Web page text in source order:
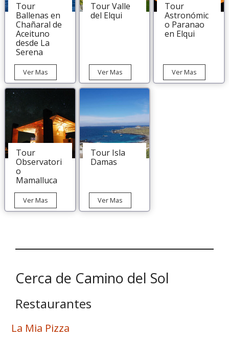
Tour
Ballenas en
Chañaral de
Aceituno
desde La
Serena
Ver Mas
Ballenas
en
Chañaral
de
Aceituno
desde
La
Tour Valle
del Elqui
Ver MasTour
Valle
del
Elqui
Tour
Astronómic
o Paranao
en Elqui
Ver Mas
Tour
Observatori
o
Mamalluca
Ver Mas
Observatorio
Tour Isla
Damas
Ver MasTour
Isla
Cerca de Camino del Sol
Restaurantes
La Mia Pizza